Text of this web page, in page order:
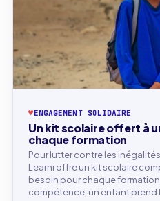
♥ENGAGEMENT SOLIDAIRE
Un kit scolaire offert à
chaque formation
Pour lutter contre les
Learni offre un kit scolaire
besoin pour chaque formation
compétence, un enfant prend